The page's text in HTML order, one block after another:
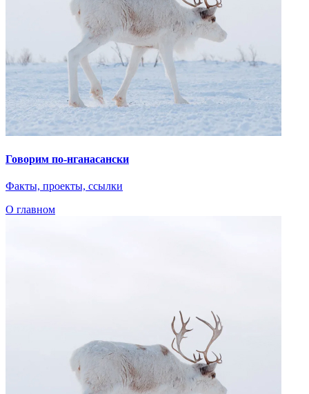
Говорим по-нганасански
Факты, проекты, ссылки
О главном